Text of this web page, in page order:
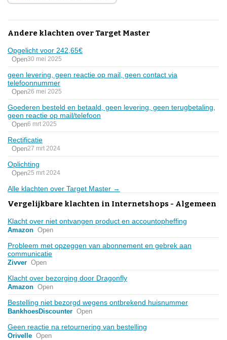
Andere klachten over Target Master
Opgelicht voor 242,65€
Open30 mei 2025
geen levering, geen reactie op mail, geen contact via
telefoonnummer
Open26 mei 2025
Goederen besteld en betaald, geen levering, geen terugbetaling,
geen reactie op mail/telefoon
Open6 mrt 2025
Rectificatie
Open27 mrt 2024
Oplichting
Open25 mrt 2024
Alle klachten over Target Master →
Vergelijkbare klachten in Internetshops - Algemeen
Klacht over niet ontvangen product en accountopheffing
Amazon Open
Probleem met opzeggen van abonnement en gebrek aan
communicatie
Zivver Open
Klacht over bezorging door Dragonfly
Amazon Open
Bestelling niet bezorgd wegens ontbrekend huisnummer
BankhoesDiscounter Open
Geen reactie na retournering van bestelling
Orivelle Open